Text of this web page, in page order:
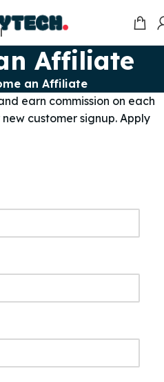
Affiliate
an Affiliate
earn commission on each
customer signup. Apply